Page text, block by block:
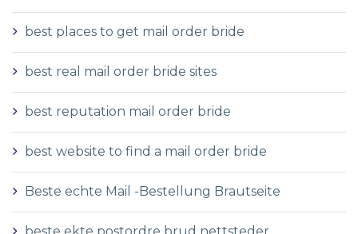
best places to get mail order bride
best real mail order bride sites
best reputation mail order bride
best website to find a mail order bride
Beste echte Mail -Bestellung Brautseite